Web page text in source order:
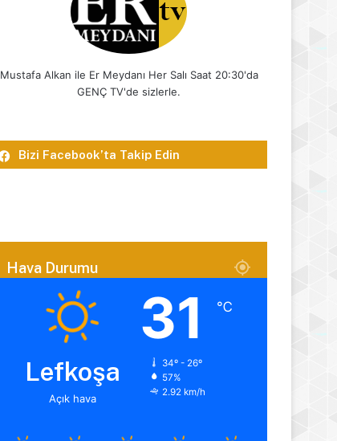
Mustafa Alkan ile Er Meydanı Her Salı Saat 20:30'da
GENÇ TV'de sizlerle.
Bizi Facebook’ta Takip Edin
Hava Durumu
Lefkoşa
Açık hava
31 ℃
34º - 26º
57%
2.92 km/h